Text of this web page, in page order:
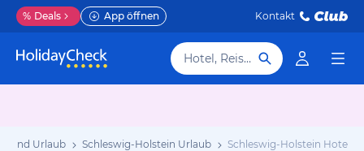
% Deals App öffnen Kontakt
Hotel, Reiseziel
Urlaub Schleswig-Holstein Urlaub Schleswig-Holstein Hotels